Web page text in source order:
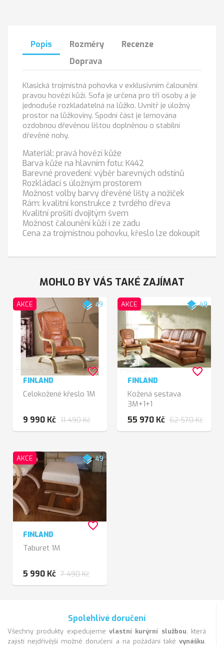
Popis Rozměry
Recenze
Doprava
Klasická trojmístná pohovka v exklusivním čalounění
pravou hovězí kůží. Sofa je určena pro tři osoby a je
jednoduše rozkladatelná na lůžko. Uvnitř je úložný
prostor na lůžkoviny. Spodní část je lemována
ozdobnou dřevěnou lištou doplněnou o stabilní
dřevěné nohy.
Materiál: pravá hovězí kůže
Barva kůže na hlavním fotu: K442
Barevné provedení: výběr barevných odstínů
Rozkládací s úložným prostorem
Možnost volby barvy dřevěné lišty a nožiček
Rám: kvalitní konstrukce z tvrdého dřeva
Kvalitní prošití dvojitým švem
Možnost čalounění kůží i ze zadu
Cena za trojmístnou pohovku, křeslo lze dokoupit
MOHLO BY VÁS TAKÉ ZAJÍMAT
AKCE layers 49
FINLAND
Celokožené křeslo 1M
9 990 Kč 11 490 Kč
favorite_border
AKCE layers49
FINLAND
Kožená sestava
3M+1+1
55 970 Kč 62 570 Kč
favorite_border
AKCE layers49
FINLAND
Taburet 1M
5 990 Kč 7 490 Kč
favorite_border
Spolehlivé doručení
Všechny produkty expedujeme vlastní kurýrní službou, která
zajistí nejdřívější možné doručení a na požádání také vynášku.